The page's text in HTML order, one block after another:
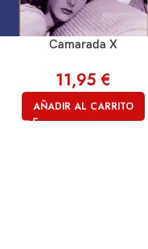
Camarada X
11,95 €
AÑADIR AL CARRITO